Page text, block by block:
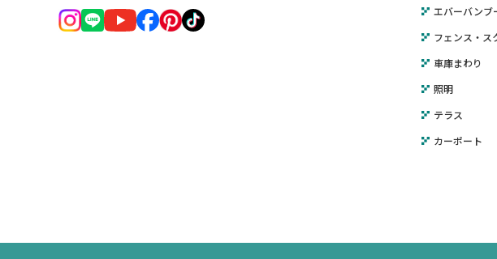
エバーバンブ
フェンス・ス
車庫まわり
照明
テラス
カーポート